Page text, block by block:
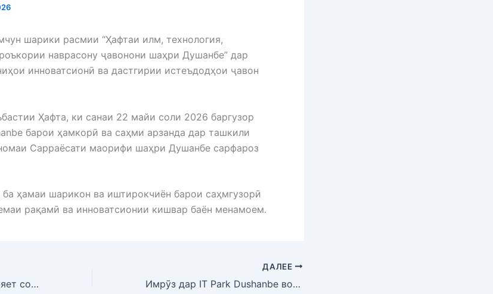
шарики расмии “Ҳафтаи илм, технология,
наврасону ҷавонони шаҳри Душанбе” дар
инноватсионӣ ва дастгирии истеъдодҳои ҷавон
Ҳафта, ки санаи 22 майи соли 2026 баргузор
барои ҳамкорӣ ва саҳми арзанда дар ташкили
Сарраёсати маорифи шаҳри Душанбе сарфароз
ҳамаи шарикон ва иштирокчиён барои саҳмгузорӣ
рақамӣ ва инноватсионии кишвар баён менамоем.
IT Park Dushanbe расширяет сообщество инноваций: новым резидентам вручены сертификаты
ДАЛЕЕ
Имрӯз дар IT Park Dushanbe вохӯрии сатҳи баланд байни роҳбарияти IT Park Dushanbe ва доктор Меҳдӣ Снене, мушовири калони Созмони Милали Муттаҳид оид ба зеҳни сунъӣ ва трансформатсияи рақамӣ, баргузор гардид.